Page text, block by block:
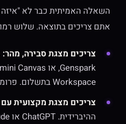
השאלה האמיתית כבר לא
אתם צריכים בתוצאה. שלוש
צריכים מצגת סבירה, מהר:
Workspace בתשלום. פרומפט אחד, מצגת מוכנה.
צריכים מצגת מקצועית עם